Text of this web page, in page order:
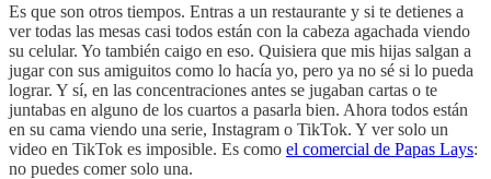
Es que son otros tiempos. Entras a un restaurante y si te detienes a
ver todas las mesas casi todos están con la cabeza agachada viendo
su celular. Yo también caigo en eso. Quisiera que mis hijas salgan a
jugar con sus amiguitos como lo hacía yo, pero ya no sé si lo pueda
lograr. Y sí, en las concentraciones antes se jugaban cartas o te
juntabas en alguno de los cuartos a pasarla bien. Ahora todos están
en su cama viendo una serie, Instagram o TikTok. Y ver solo un
video en TikTok es imposible. Es como el comercial de Papas Lays:
no puedes comer solo una.